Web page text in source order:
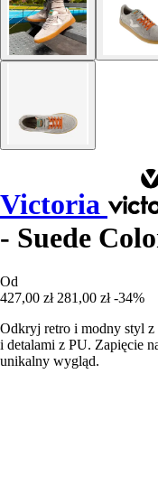
Victoria
- Suede
Od
427,00 zł 281,00 zł -34%
Odkryj retro i modny styl z
i detalami z PU. Zapięcie
unikalny wygląd.